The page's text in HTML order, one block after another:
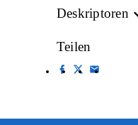
Deskriptoren
Teilen